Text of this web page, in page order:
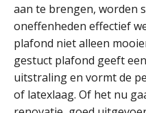
aan te brengen, worden
oneffenheden effectief
plafond niet alleen
gestuct plafond geeft
uitstraling en vormt de
of latexlaag. Of het nu